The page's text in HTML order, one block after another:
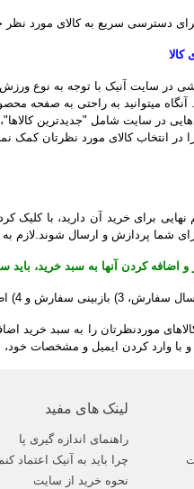
دسترسی سریع به کالای مورد نظر
کالا
در سایت آنیک با توجه به نوع ورزش
آنگاه میتوانید به راحتی به صفحه
در سایت شامل "جدیدترین‏‌
در انتخاب کالای مورد نظرتان کمک
برای خرید آن دارید، با کلیک
شما پردازش و ارسال شوند.لازم به
آنها به سبد خرید، باید سفارش خود را طی 4
موردنظرتان را به سبد خرید
و با وارد کردن ایمیل و
لینک های مفید
راهنمای اندازه گیری پا
چرا باید به آنیک اعتماد
نحوه خرید از سایت